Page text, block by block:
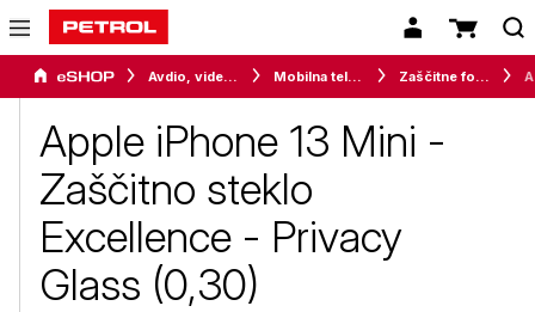
Avdio, video in telefonija Mobilna telefonija Zaščitne folije in stekla
Apple iPhone 13 Mini -
Zaščitno steklo
Excellence - Privacy
Glass (0,30)